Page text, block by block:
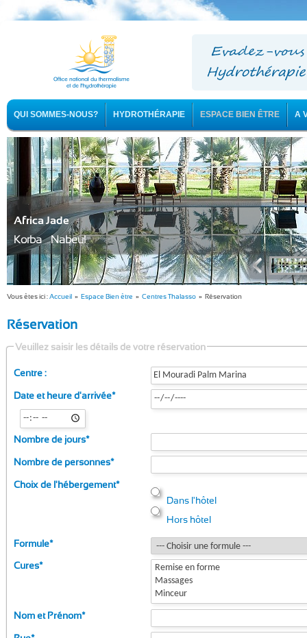
QUI SOMMES-NOUS? HYDROTHÉRAPIE ESPACE BIEN ÊTRE A
Africa Jade
Korba - Nabeul
Vous êtes ici :Accueil » Espace Bien être » Centres Thalasso » Réservation
Réservation
Veuillez saisir les détails de votre réservation
Centre :
Date et heure d'arrivée*
Nombre de jours*
Nombre de personnes*
Choix de l'hébergement*
Dans l'hôtel
Hors hôtel
Formule*
Cures*
Nom et Prénom*